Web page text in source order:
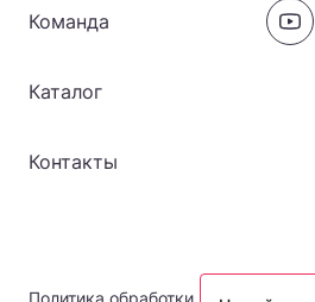
Команда
Каталог
Контакты